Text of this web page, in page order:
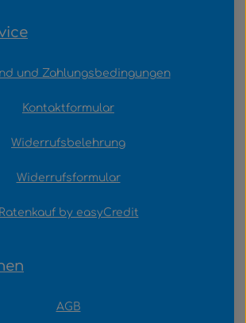
und Zahlungsbedingungen
Kontaktformular
Widerrufsbelehrung
Widerrufsformular
Ratenkauf by easyCredit
AGB